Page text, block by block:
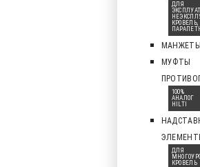
ДЛЯ
КРОВЕЛЬ,
МАНЖЕТЫ
МУФТЫ
100%
АНАЛОГ
HILTI
ДЛЯ
КРОВЕЛЬ